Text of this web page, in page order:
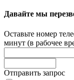
Давайте мы
Оставьте номер
минут (в рабочее
Отправить запрос